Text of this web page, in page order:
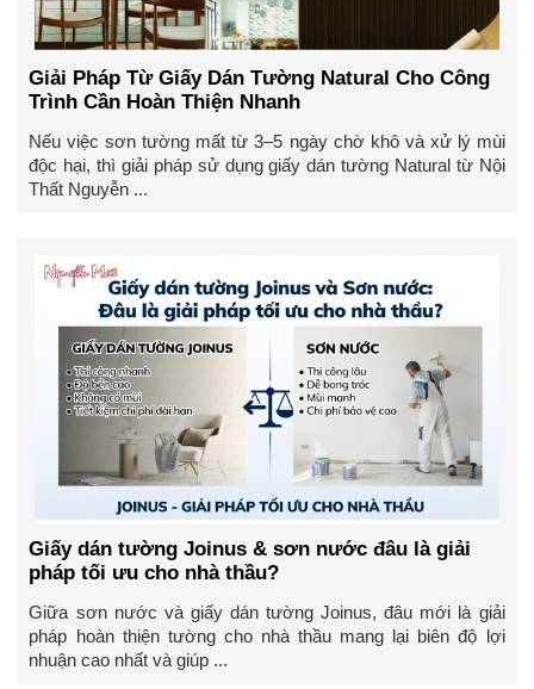
Giải Pháp Từ Giấy Dán Tường Natural Cho Công
Trình Cần Hoàn Thiện Nhanh
Nếu việc sơn tường mất từ 3–5 ngày chờ khô và xử lý mùi
độc hại, thì giải pháp sử dụng giấy dán tường Natural từ Nội
Thất Nguyễn ...
Giấy dán tường Joinus & sơn nước đâu là giải
pháp tối ưu cho nhà thầu?
Giữa sơn nước và giấy dán tường Joinus, đâu mới là giải
pháp hoàn thiện tường cho nhà thầu mang lại biên độ lợi
nhuận cao nhất và giúp ...